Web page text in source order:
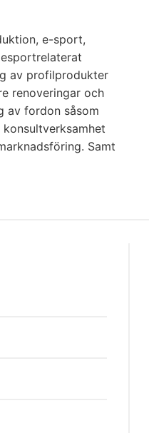
e-sport,
av profilprodukter
renoveringar och
av fordon såsom
Samt